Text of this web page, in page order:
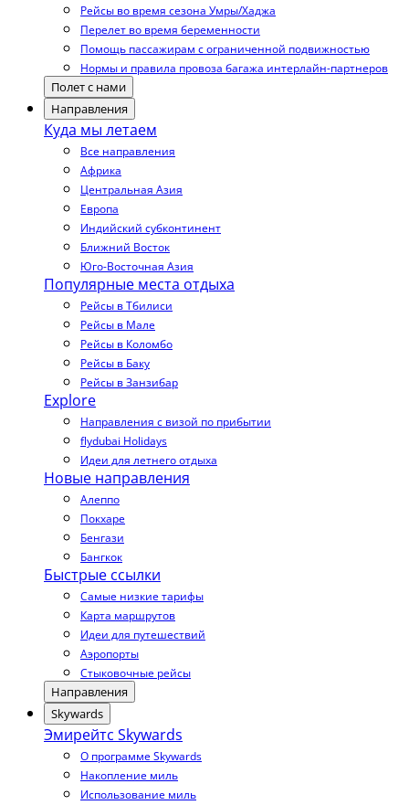
Рейсы во время сезона Умры/Хаджа
Перелет во время беременности
Помощь пассажирам с ограниченной подвижностью
Нормы и правила провоза багажа интерлайн-партнеров
Полет с нами
Направления
Куда мы летаем
Все направления
Африка
Центральная Азия
Европа
Индийский субконтинент
Ближний Восток
Юго-Восточная Азия
Популярные места отдыха
Рейсы в Тбилиси
Рейсы в Мале
Рейсы в Коломбо
Рейсы в Баку
Рейсы в Занзибар
Explore
Направления с визой по прибытии
flydubai Holidays
Идеи для летнего отдыха
Новые направления
Алеппо
Покхаре
Бенгази
Бангкок
Быстрые ссылки
Самые низкие тарифы
Карта маршрутов
Идеи для путешествий
Аэропорты
Стыковочные рейсы
Направления
Skywards
Эмирейтс Skywards
О программе Skywards
Накопление миль
Использование миль